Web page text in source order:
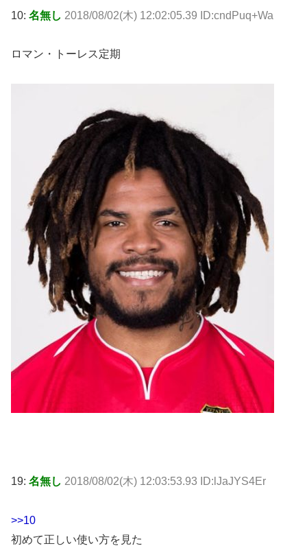
10: 名無し 2018/08/02(木) 12:02:05.39 ID:cndPuq+Wa
ロマン・トーレス定期
19: 名無し 2018/08/02(木) 12:03:53.93 ID:lJaJYS4Er
>>10
初めて正しい使い方を見た